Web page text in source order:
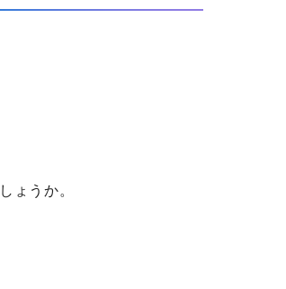
ょうか。